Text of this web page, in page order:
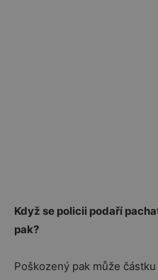
Když se policii podaří
pak?
Poškozený pak může